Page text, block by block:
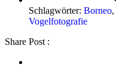
Schlagwörter: Borneo,
Vogelfotografie
Share Post :